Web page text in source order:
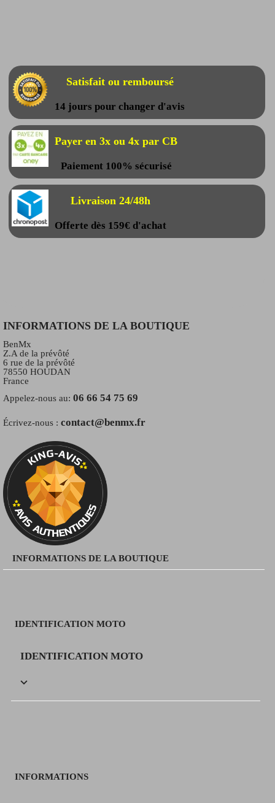
Satisfait ou remboursé
14 jours pour changer d'avis
Payer en 3x ou 4x par CB
Paiement 100% sécurisé
Livraison 24/48h
Offerte dès 159€ d'achat
INFORMATIONS DE LA BOUTIQUE
BenMx
Z.A de la prévôté
6 rue de la prévôté
78550 HOUDAN
France
Appelez-nous au: 06 66 54 75 69
Écrivez-nous : contact@benmx.fr
INFORMATIONS DE LA BOUTIQUE
IDENTIFICATION MOTO
IDENTIFICATION MOTO

INFORMATIONS